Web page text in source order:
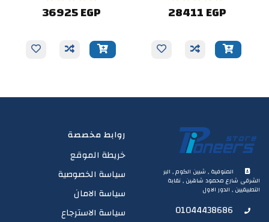
36925 EGP 28411 EGP
المنوفية , شبين الكوم , البر
الشرقى شارع محمود شاهين , نقابة
التطبيقيين , الدور الاول
01044438686
روابط مخصصة
خريطة الموقع
سياسة الخصوصية
سياسة الامان
سياسة الاسترجاع